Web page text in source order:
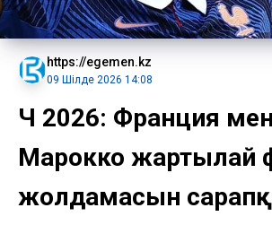
https://egemen.kz
09 Шілде 2026 14:08
ӘЧ 2026: Франция мен
Марокко жартылай
жолдамасын